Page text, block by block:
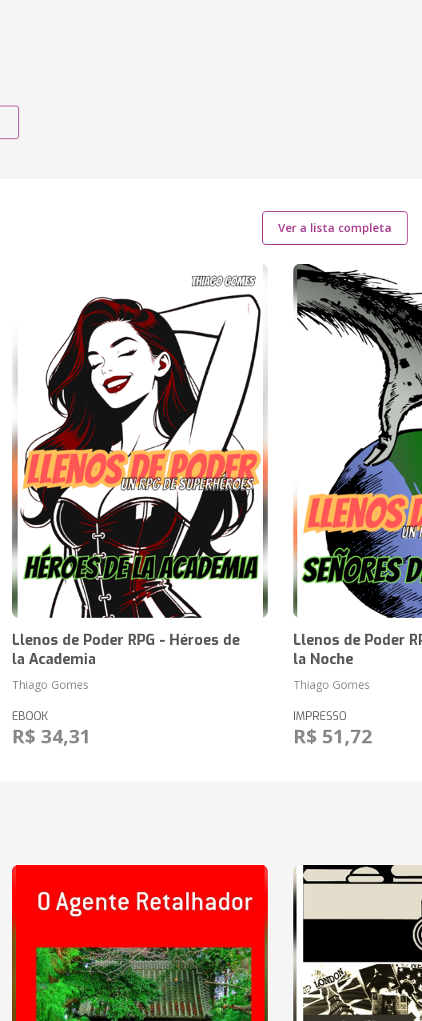
Ver a lista completa
Llenos de Poder RPG - Héroes de
la Academia
Thiago Gomes
EBOOK
R$ 34,31
Llenos de Poder
la Noche
Thiago Gomes
IMPRESSO
R$ 51,72